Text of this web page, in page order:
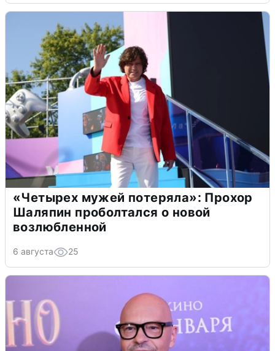
«Четырех мужей потеряла»: Прохор
Шаляпин проболтался о новой
возлюбленной
6 августа 25